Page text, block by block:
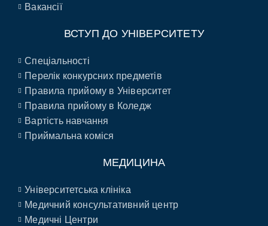
Вакансії
ВСТУП ДО УНІВЕРСИТЕТУ
Спеціальності
Перелік конкурсних предметів
Правила прийому в Університет
Правила прийому в Коледж
Вартість навчання
Приймальна коміся
МЕДИЦИНА
Університетська клініка
Медичний консультативний центр
Медичні Центри